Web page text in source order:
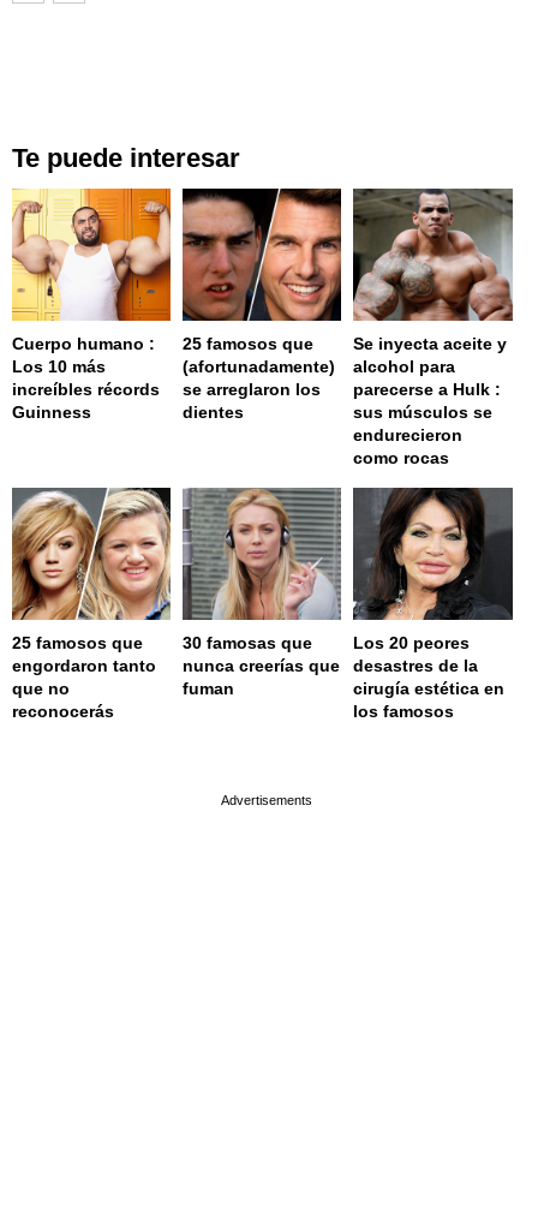
Te puede interesar
Cuerpo humano :
Los 10 más
increíbles récords
Guinness
25 famosos que
(afortunadamente)
se arreglaron los
dientes
Se inyecta aceite y
alcohol para
parecerse a Hulk :
sus músculos se
endurecieron
como rocas
25 famosos que
engordaron tanto
que no
reconocerás
30 famosas que
nunca creerías que
fuman
Los 20 peores
desastres de la
cirugía estética en
los famosos